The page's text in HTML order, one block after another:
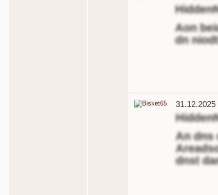
Aon
dn
31.12.2025
An dns
dnst